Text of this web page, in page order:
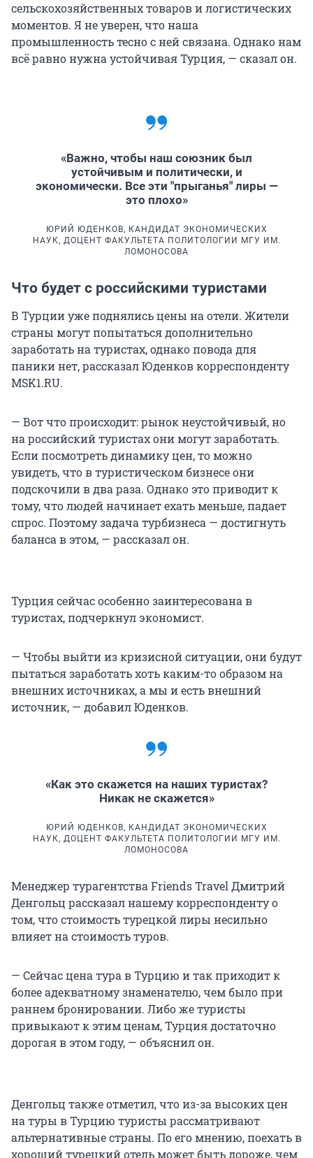
сельскохозяйственных товаров и логистических
моментов. Я не уверен, что наша
промышленность тесно с ней связана. Однако нам
всё равно нужна устойчивая Турция, — сказал он.
«Важно, чтобы наш союзник был
устойчивым и политически, и
экономически. Все эти "прыганья" лиры —
это плохо»
ЮРИЙ ЮДЕНКОВ, КАНДИДАТ ЭКОНОМИЧЕСКИХ
НАУК, ДОЦЕНТ ФАКУЛЬТЕТА ПОЛИТОЛОГИИ МГУ ИМ.
ЛОМОНОСОВА
Что будет с российскими туристами
В Турции уже поднялись цены на отели. Жители
страны могут попытаться дополнительно
заработать на туристах, однако повода для
паники нет, рассказал Юденков корреспонденту
MSK1.RU.
— Вот что происходит: рынок неустойчивый, но
на российский туристах они могут заработать.
Если посмотреть динамику цен, то можно
увидеть, что в туристическом бизнесе они
подскочили в два раза. Однако это приводит к
тому, что людей начинает ехать меньше, падает
спрос. Поэтому задача турбизнеса — достигнуть
баланса в этом, — рассказал он.
Турция сейчас особенно заинтересована в
туристах, подчеркнул экономист.
— Чтобы выйти из кризисной ситуации, они будут
пытаться заработать хоть каким-то образом на
внешних источниках, а мы и есть внешний
источник, — добавил Юденков.
«Как это скажется на наших туристах?
Никак не скажется»
ЮРИЙ ЮДЕНКОВ, КАНДИДАТ ЭКОНОМИЧЕСКИХ
НАУК, ДОЦЕНТ ФАКУЛЬТЕТА ПОЛИТОЛОГИИ МГУ ИМ.
ЛОМОНОСОВА
Менеджер турагентства Friends Travel Дмитрий
Денгольц рассказал нашему корреспонденту о
том, что стоимость турецкой лиры несильно
влияет на стоимость туров.
— Сейчас цена тура в Турцию и так приходит к
более адекватному знаменателю, чем было при
раннем бронировании. Либо же туристы
привыкают к этим ценам, Турция достаточно
дорогая в этом году, — объяснил он.
Денгольц также отметил, что из-за высоких цен
на туры в Турцию туристы рассматривают
альтернативные страны. По его мнению, поехать в
хороший турецкий отель может быть дороже, чем